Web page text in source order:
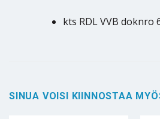
kts RDL VVB doknro
SINUA VOISI KIINNOSTAA